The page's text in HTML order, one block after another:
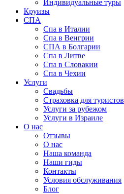
Индивидуальные туры
Круизы
СПА
Спа в Италии
Спа в Венгрии
СПА в Болгарии
Спа в Литве
Спа в Словакии
Спа в Чехии
Услуги
Свадьбы
Страховка для туристов
Услуги за рубежом
Услуги в Израиле
О нас
Отзывы
О нас
Наша команда
Наши гиды
Контакты
Условия обслуживания
Блог